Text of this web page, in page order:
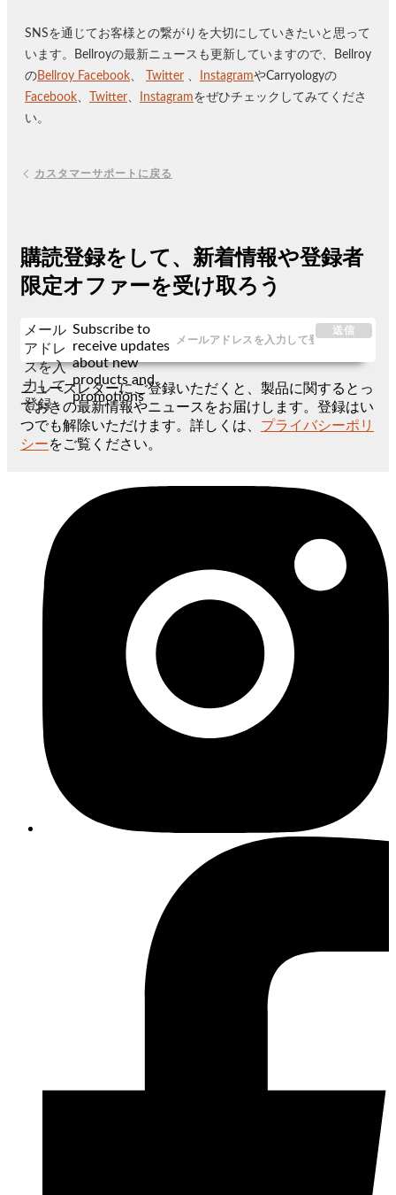
SNSを通じてお客様との繋がりを大切にしていきたいと思って
います。Bellroyの最新ニュースも更新していますので、Bellroy
のBellroy Facebook、 Twitter 、 InstagramやCarryologyの
Facebook、 Twitter、 Instagramをぜひチェックしてみてくださ
い。
カスタマーサポートに戻る
購読登録をして、新着情報や登録者
限定オファーを受け取ろう
メール
アドレ
スを入
力して
登録
Subscribe to
receive updates
about new
products and
promotions
送信
ニュースレターにご登録いただくと、製品に関するとっ
ておきの最新情報やニュースをお届けします。登録はい
つでも解除いただけます。詳しくは、 プライバシーポリ
シーをご覧ください。